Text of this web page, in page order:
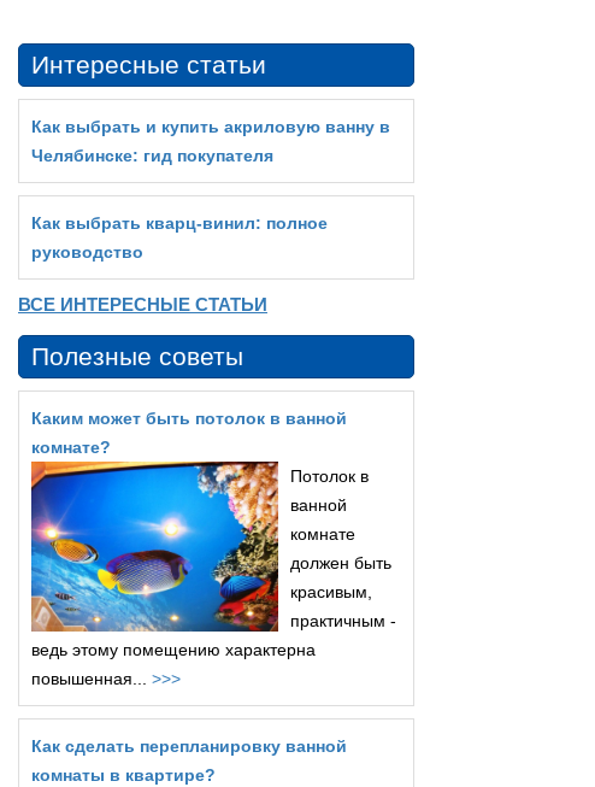
Интересные статьи
Как выбрать и купить акриловую ванну в
Челябинске: гид покупателя
Как выбрать кварц‑винил: полное
руководство
ВСЕ ИНТЕРЕСНЫЕ СТАТЬИ
Полезные советы
Каким может быть потолок в ванной
комнате?
Потолок в
ванной
комнате
должен быть
красивым,
практичным -
ведь этому помещению характерна
повышенная... >>>
Как сделать перепланировку ванной
комнаты в квартире?